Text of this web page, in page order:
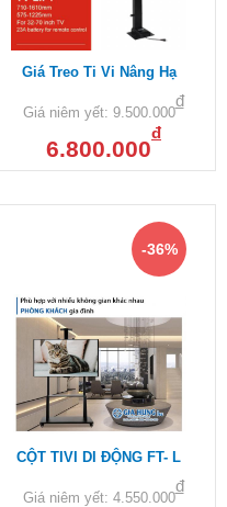
Giá Treo Ti Vi Nâng Hạ
Giá niêm yết: 9.500.000
đ
6.800.000
đ
-36%
CỘT TIVI DI ĐỘNG FT- L
Giá niêm yết: 4.550.000
đ